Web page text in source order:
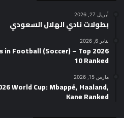
أبريل 27, 2026
بطولات نادي الهلال السعودي
يناير 6, 2026
in Football (Soccer) – Top
10 Ranked
مارس 15, 2026
World Cup: Mbappé, Haaland,
Kane Ranked